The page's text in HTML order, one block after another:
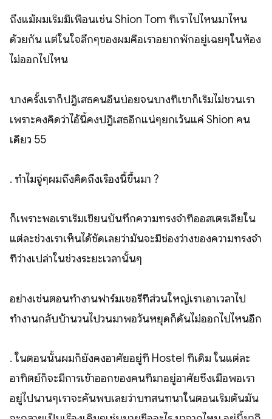
ถึงแม้ผมเริ่มมีเพื่อนเช่น Shion Tom ที่เราไปไหนมาไหน
ด้วยกัน แต่ในใจลึกๆของผมคือเราอยากพักอยู่เฉยๆในห้อง
ไม่ออกไปไหน
บางครั้งเราก็ปฎิเสธคนอื่นบ่อยจนบางทีเขาก็เริ่มไม่ชวนเรา
เพราะคงคิดว่าไอ้นี้คงปฎิเสธอีกแน่ๆยกเว้นแค่ Shion คน
เดียว 55
. ทำไมจู่ๆผมถึงคิดถึงเรื่องนี้ขึ้นมา ?
ก็เพราะพอเราเริ่มเขียนบันทึกความทรงจำที่ออสเตรเลียใน
แต่ละช่วงเราเห็นได้ชัดเลยว่ามันจะมีช่องว่างของความทรงจำ
ที่ว่างเปล่าในช่วงระยะเวลานั้นๆ
อย่างเช่นตอนทำงานฟาร์มเชอรี่ที่ส่วนใหญ่เราเอาเวลาไป
ทำงานกลับบ้านวนไปวนมาพอวันหยุดก็ดันไม่ออกไปไหนอีก
. ในตอนนั้นผมก็ยังคงอาศัยอยู่ที่ Hostel ที่เดิม ในแต่ละ
อาทิตย์ก็จะมีการเข้าออกของคนที่มาอยู่อาศัยซึ่งเมื่อพอเรา
อยู่ไปนานๆเราจะค้นพบเลยว่าบทสนทนาในตอนเริ่มต้นมัน